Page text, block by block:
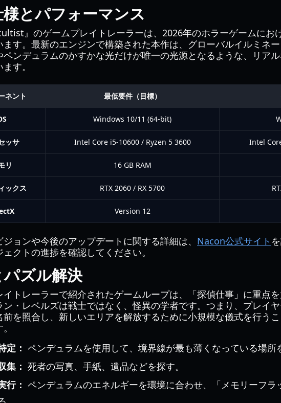
とパフォーマンス
』のゲームプレイトレーラーは、2026年のホラーゲームにお
ます。最新のエンジンで構築された本作は、グローバルイルミネ
ペンデュラムのかすかな光だけが唯一の光源となるような、リア
す。
ネント 最低要件（目標）
Windows 10/11 (64-bit)
ッサ Intel Core i5-10600 / Ryzen 5 3600 Intel
リ 16 GB RAM
ックス RTX 2060 / RX 5700
Version 12
ョンや今後のアップデートに関する詳細は、 Nacon公式サイト
クトの進捗を確認してください。
ズル解決
イトレーラーで紹介されたゲームループは、「探偵仕事」に重点
ン・レベルズは戦士ではなく、怪異の学者です。つまり、プレイ
前を照合し、新しいエリアを解放するために小規模な儀式を行う
定： ペンデュラムを使用して、境界線が最も薄くなっている場所
集： 死者の写真、手紙、遺品などを探す。
行： ペンデュラムのエネルギーを環境に合わせ、「メモリーフラ